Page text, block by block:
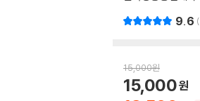
9.6
15,000원
15,000